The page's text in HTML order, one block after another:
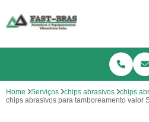
Home Serviços chips abrasivos
chips
chips abrasivos para tamboreamento valor